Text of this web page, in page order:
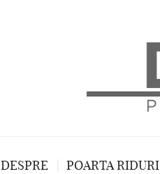
DESPRE POARTA RIDURI